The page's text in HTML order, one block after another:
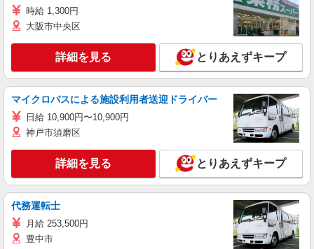
時給 1,300円
大阪市中央区
詳細を見る とりあえずキープ
マイクロバスによる施設利用者送迎ドライバー
日給 10,900円〜10,900円
神戸市須磨区
詳細を見る とりあえずキープ
代務運転士
月給 253,500円
豊中市